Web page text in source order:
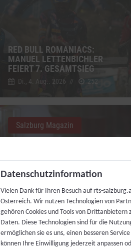
RED BULL ROMANIACS:
MANUEL LETTENBICHLER
FEIERT 7. GESAMTSIEG
Di., 4. Aug.. 2026 // 252
FESTMAHL FÜR JEDERMANN:
SPITZENKÖCHE SPENDIEREN
GRATIS FESTMAHL
Di., 4. Aug.. 2026 // 230
Salzburg Magazin
Datenschutzinformation
Vielen Dank für Ihren Besuch auf rts-
Österreich. Wir nutzen Technologien von
gehören Cookies und Tools von
Daten. Diese Technologien sind für die
ermöglichen sie es uns, einen besseren
können Ihre Einwilligung jederzeit anpassen